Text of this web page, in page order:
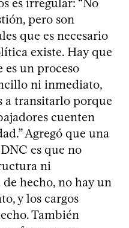
es irregular: “No
pero son
que es necesario
existe. Hay que
es un proceso
ni inmediato,
a transitarlo porque
cuenten
Agregó que una
es que no
ni
hecho, no hay un
y los cargos
También